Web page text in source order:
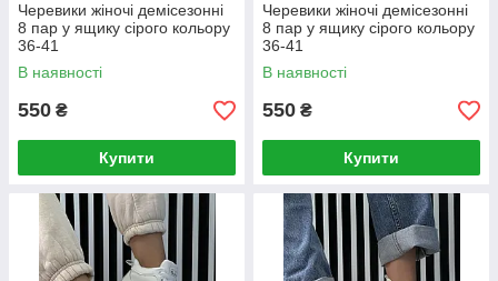
Черевики жіночі демісезонні
8 пар у ящику сірого кольору
36-41
В наявності
550 ₴
Купити
Черевики жіночі демісезонні
8 пар у ящику сірого кольору
36-41
В наявності
550 ₴
Купити